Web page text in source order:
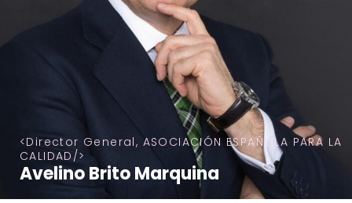
Director General, ASOCIACIÓN ESPAÑOLA PARA LA
CALIDAD
Avelino Brito Marquina